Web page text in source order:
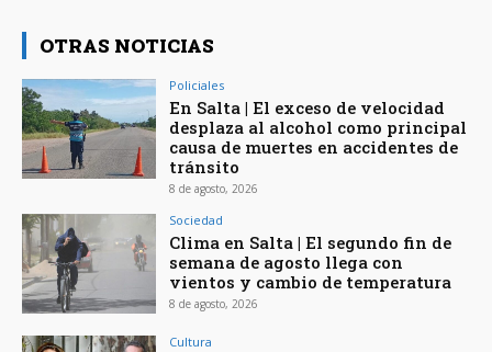
OTRAS NOTICIAS
Policiales
En Salta | El exceso de velocidad
desplaza al alcohol como principal
causa de muertes en accidentes de
tránsito
8 de agosto, 2026
Sociedad
Clima en Salta | El segundo fin de
semana de agosto llega con
vientos y cambio de temperatura
8 de agosto, 2026
Cultura